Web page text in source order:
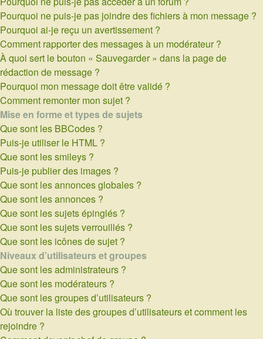
Pourquoi ne puis-je pas joindre des fichiers à mon message ?
Pourquoi ai-je reçu un avertissement ?
Comment rapporter des messages à un modérateur ?
À quoi sert le bouton « Sauvegarder » dans la page de
rédaction de message ?
Pourquoi mon message doit être validé ?
Comment remonter mon sujet ?
Mise en forme et types de sujets
Que sont les BBCodes ?
Puis-je utiliser le HTML ?
Que sont les smileys ?
Puis-je publier des images ?
Que sont les annonces globales ?
Que sont les annonces ?
Que sont les sujets épinglés ?
Que sont les sujets verrouillés ?
Que sont les icônes de sujet ?
Niveaux d’utilisateurs et groupes
Que sont les administrateurs ?
Que sont les modérateurs ?
Que sont les groupes d’utilisateurs ?
Où trouver la liste des groupes d’utilisateurs et comment les
rejoindre ?